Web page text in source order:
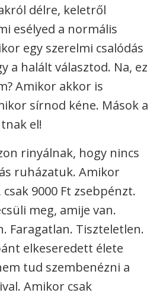
délre, keletről
esélyed a normális
egy szerelmi csalódás
a halált választod. Na, ez
Amikor akkor is
sírnod kéne. Mások a
el!
rinyálnak, hogy nincs
ruházatuk. Amikor
9000 Ft zsebpénzt.
meg, amije van.
Faragatlan. Tiszteletlen.
elkeseredett élete
tud szembenézni a
Amikor csak